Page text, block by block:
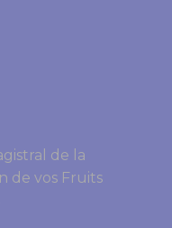
de la
de vos Fruits